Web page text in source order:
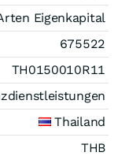
Eigenkapital
675522
TH0150010R11
Thailand
THB